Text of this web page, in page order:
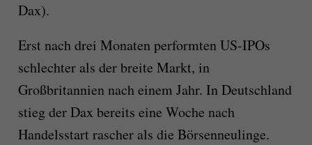
Dax).
Erst nach drei Monaten performten US-IPOs
schlechter als der breite Markt, in
Großbritannien nach einem Jahr. In Deutschland
stieg der Dax bereits eine Woche nach
Handelsstart rascher als die Börsenneulinge.